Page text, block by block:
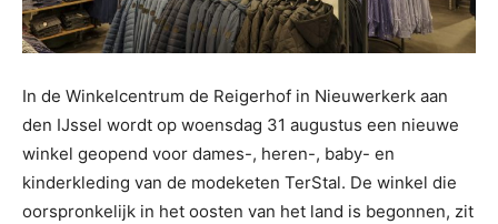
In de Winkelcentrum de Reigerhof in Nieuwerkerk aan
den IJssel wordt op woensdag 31 augustus een nieuwe
winkel geopend voor dames-, heren-, baby- en
kinderkleding van de modeketen TerStal. De winkel die
oorspronkelijk in het oosten van het land is begonnen, zit